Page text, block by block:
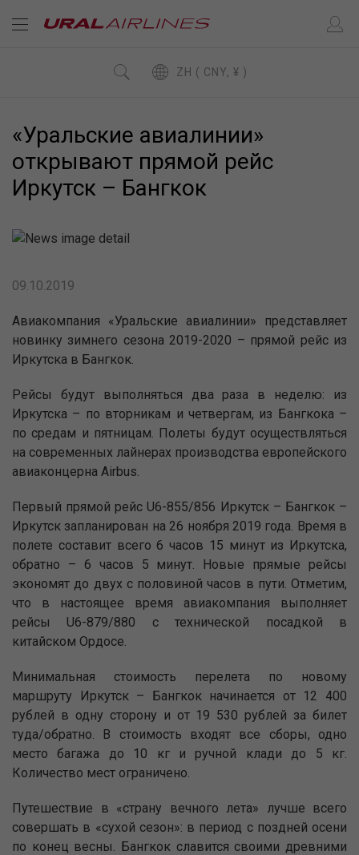
ZH ( CNY, ¥ )
«Уральские авиалинии»
открывают прямой рейс
Иркутск – Бангкок
09.10.2019
Авиакомпания «Уральские авиалинии» представляет
новинку зимнего сезона 2019-2020 – прямой рейс из
Иркутска в Бангкок.
Рейсы будут выполняться два раза в неделю: из
Иркутска – по вторникам и четвергам, из Бангкока –
по средам и пятницам. Полеты будут осуществляться
на современных лайнерах производства европейского
авиаконцерна Airbus.
Первый прямой рейс U6-855/856 Иркутск – Бангкок –
Иркутск запланирован на 26 ноября 2019 года. Время в
полете составит всего 6 часов 15 минут из Иркутска,
обратно – 6 часов 5 минут. Новые прямые рейсы
экономят до двух с половиной часов в пути. Отметим,
что в настоящее время авиакомпания выполняет
рейсы U6-879/880 с технической посадкой в
китайском Ордосе.
Минимальная стоимость перелета по новому
маршруту Иркутск – Бангкок начинается от 12 400
рублей в одну сторону и от 19 530 рублей за билет
туда/обратно. В стоимость входят все сборы, одно
место багажа до 10 кг и ручной клади до 5 кг.
Количество мест ограничено.
Путешествие в «страну вечного лета» лучше всего
совершать в «сухой сезон»: в период с поздней осени
по конец весны. Бангкок славится своими древними